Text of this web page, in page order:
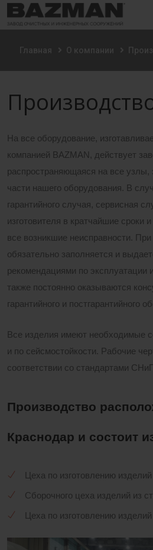
Главная О компании
На все оборудование,
компанией BAZMAN, действует
распространяющаяся на все
части нашего оборудования. В
гарантийного случая, сервисная
изготовителя в кратчайшие сроки
все возникшие неисправности.
обязательно заполняется и
рекомендациями по эксплуатации
также постоянно оказываются
гарантийного и постгарантийного
Все изделия имеют необходимые
и по сейсмостойкости. Рабочие
соответствии со стандартами
Производство
Краснодар и состоит
Цеха по изготовлению
Сборочного цеха изделий из
Цеха по изготовлению